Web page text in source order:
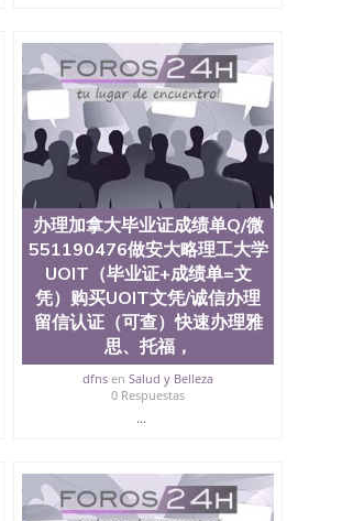
qq微信551190476澳洲读CQU中
学毕业证成绩单假文凭学历办
单=文凭）购买U of G文凭/诚信
of Guelph
办理加拿大毕业证成绩单Q/微
551190476做安大略理工大学
UOIT（毕业证+成绩单=文
凭）购买UOIT文凭/诚信办理
留信认证（可查）快速办理雅
思、托福，
dfns enSalud y Belleza
0 Respuestas
...